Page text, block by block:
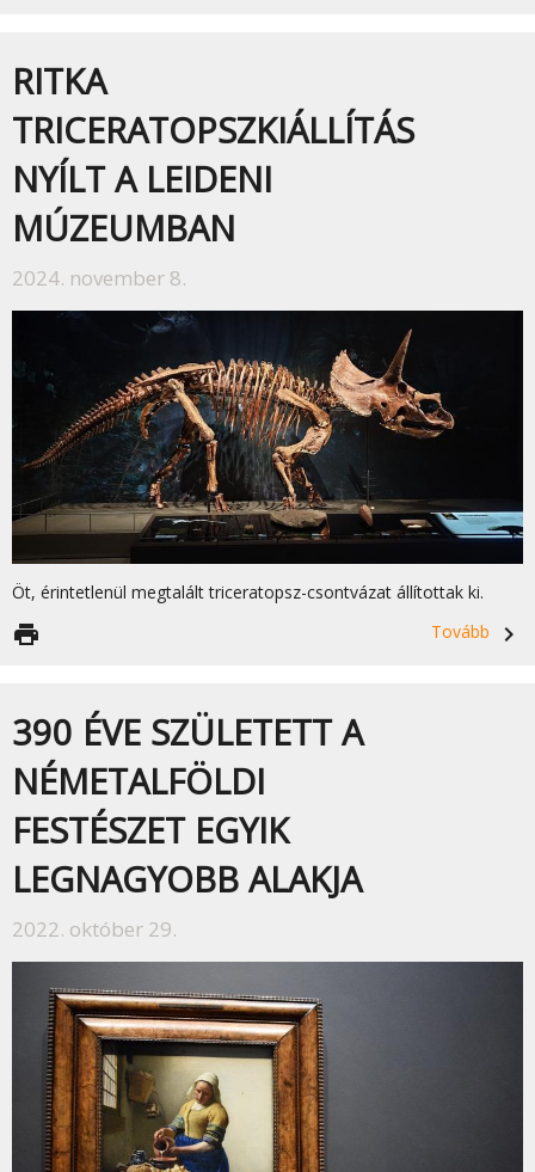
RITKA
TRICERATOPSZKIÁLLÍTÁS
NYÍLT A LEIDENI
MÚZEUMBAN
2024. november 8.
Öt, érintetlenül megtalált triceratopsz-csontvázat állítottak ki.
Tovább
navigate_next
print
390 ÉVE SZÜLETETT A
NÉMETALFÖLDI
FESTÉSZET EGYIK
LEGNAGYOBB ALAKJA
2022. október 29.